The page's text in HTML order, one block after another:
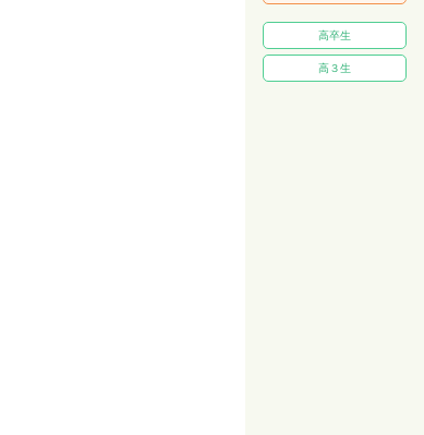
高卒生
高３生